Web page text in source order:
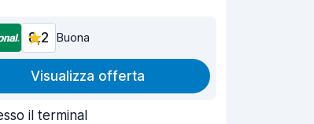
8,2 Buona
Visualizza offerta
il terminal